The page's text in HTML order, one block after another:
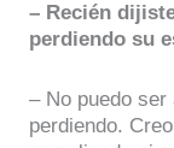
– Recién
perdiendo su
– No puedo
perdiendo.